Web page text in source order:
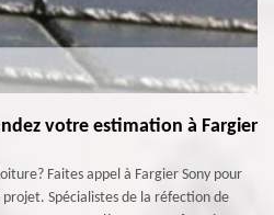
votre estimation à Fargier
Faites appel à Fargier Sony pour
Spécialistes de la réfection de